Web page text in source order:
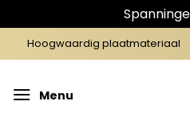
naar
Hoogwaardig plaatmateriaal
Menu